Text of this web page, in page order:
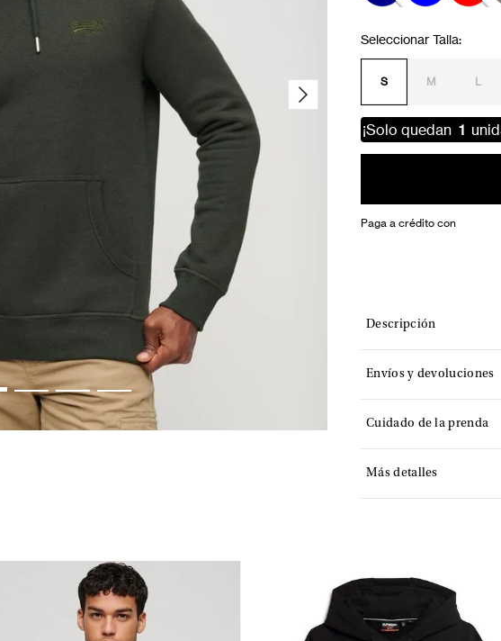
S M L
¡Solo quedan 1
Paga a crédito con
Descripción
Envíos y devoluciones
Cuidado de la prenda
Más detalles